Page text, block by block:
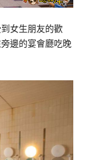
女生朋友的歡
邊的宴會廳吃晚